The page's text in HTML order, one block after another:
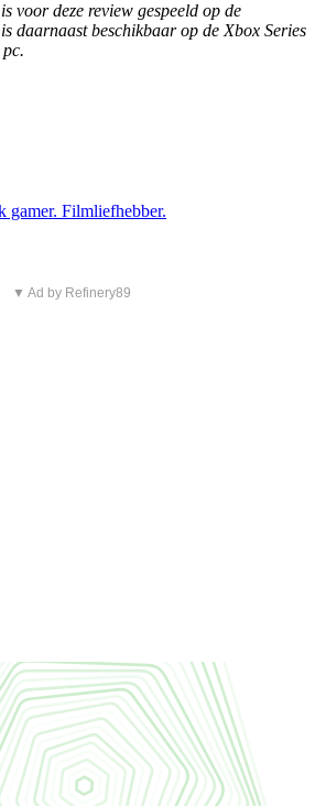
voor deze review gespeeld op de
daarnaast beschikbaar op de Xbox Series
gamer. Filmliefhebber.
▼ Ad by Refinery89